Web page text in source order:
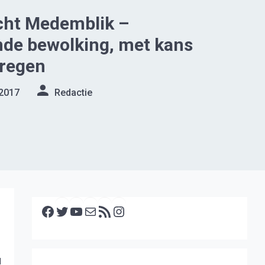
Medemblik –
bewolking, met kans
Redactie
Facebook Twitter YouTube E-mail RSS feed